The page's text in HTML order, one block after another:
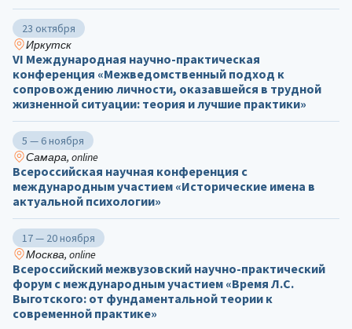
23 октября
Иркутск
VI Международная научно-практическая
конференция «Межведомственный подход к
сопровождению личности, оказавшейся в трудной
жизненной ситуации: теория и лучшие практики»
5 — 6 ноября
Самара, online
Всероссийская научная конференция с
международным участием «Исторические имена в
актуальной психологии»
17 — 20 ноября
Москва, online
Всероссийский межвузовский научно-практический
форум с международным участием «Время Л.С.
Выготского: от фундаментальной теории к
современной практике»